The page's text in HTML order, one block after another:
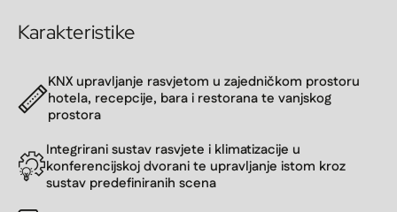
Karakteristike
KNX upravljanje rasvjetom u zajedničkom prostoru
hotela, recepcije, bara i restorana te vanjskog
prostora
Integrirani sustav rasvjete i klimatizacije u
konferencijskoj dvorani te upravljanje istom kroz
sustav predefiniranih scena